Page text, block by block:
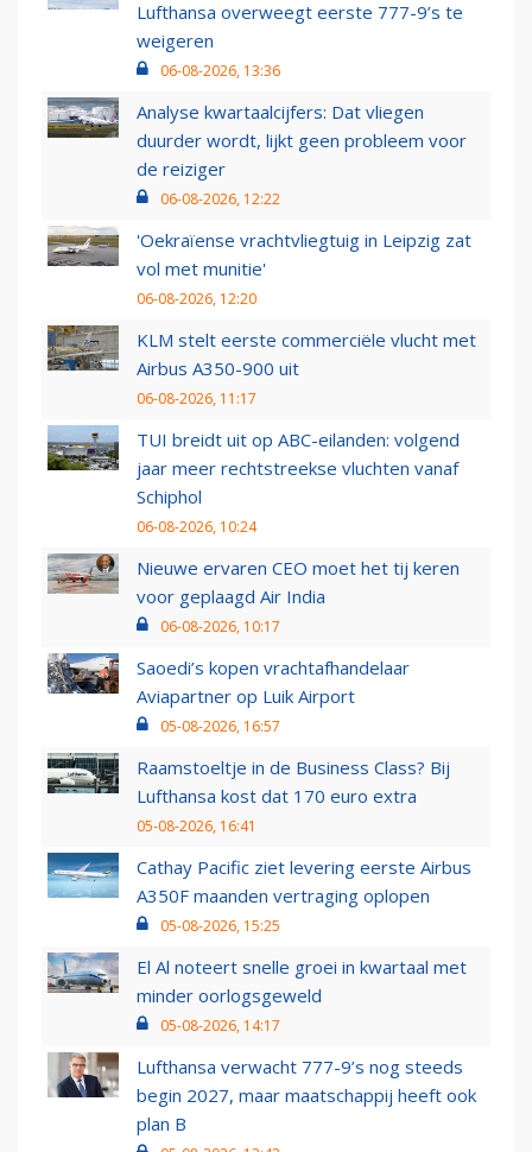
Lufthansa overweegt eerste 777-9’s te
weigeren
06-08-2026, 13:36
Analyse kwartaalcijfers: Dat vliegen
duurder wordt, lijkt geen probleem voor
de reiziger
06-08-2026, 12:22
'Oekraïense vrachtvliegtuig in Leipzig zat
vol met munitie'
06-08-2026, 12:20
KLM stelt eerste commerciële vlucht met
Airbus A350-900 uit
06-08-2026, 11:17
TUI breidt uit op ABC-eilanden: volgend
jaar meer rechtstreekse vluchten vanaf
Schiphol
06-08-2026, 10:24
Nieuwe ervaren CEO moet het tij keren
voor geplaagd Air India
06-08-2026, 10:17
Saoedi’s kopen vrachtafhandelaar
Aviapartner op Luik Airport
05-08-2026, 16:57
Raamstoeltje in de Business Class? Bij
Lufthansa kost dat 170 euro extra
05-08-2026, 16:41
Cathay Pacific ziet levering eerste Airbus
A350F maanden vertraging oplopen
05-08-2026, 15:25
El Al noteert snelle groei in kwartaal met
minder oorlogsgeweld
05-08-2026, 14:17
Lufthansa verwacht 777-9’s nog steeds
begin 2027, maar maatschappij heeft ook
plan B